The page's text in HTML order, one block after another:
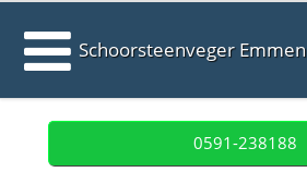
Schoorsteenveger Emmen
0591-238188